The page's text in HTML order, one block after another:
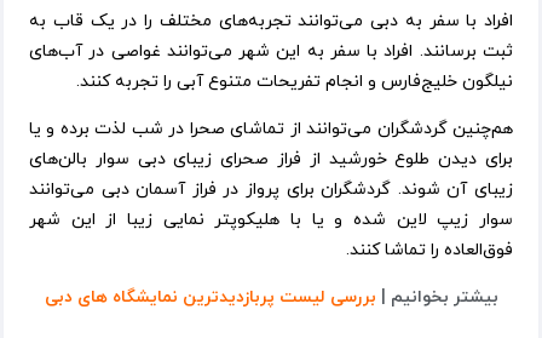
افراد با سفر به دبی می‌توانند تجربه‌های مختلف را در یک قاب به
ثبت برسانند. افراد با سفر به این شهر می‌توانند غواصی در آب‌های
نیلگون خلیج‌فارس و انجام تفریحات متنوع آبی را تجربه کنند.
هم‌چنین گردشگران می‌توانند از تماشای صحرا در شب لذت برده و یا
برای دیدن طلوع خورشید از فراز صحرای زیبای دبی سوار بالن‌های
زیبای آن شوند. گردشگران برای پرواز در فراز آسمان دبی می‌توانند
سوار زیپ لاین شده و یا با هلیکوپتر نمایی زیبا از این شهر
فوق‌العاده را تماشا کنند.
بیشتر بخوانیم | بررسی لیست پربازدیدترین نمایشگاه های دبی